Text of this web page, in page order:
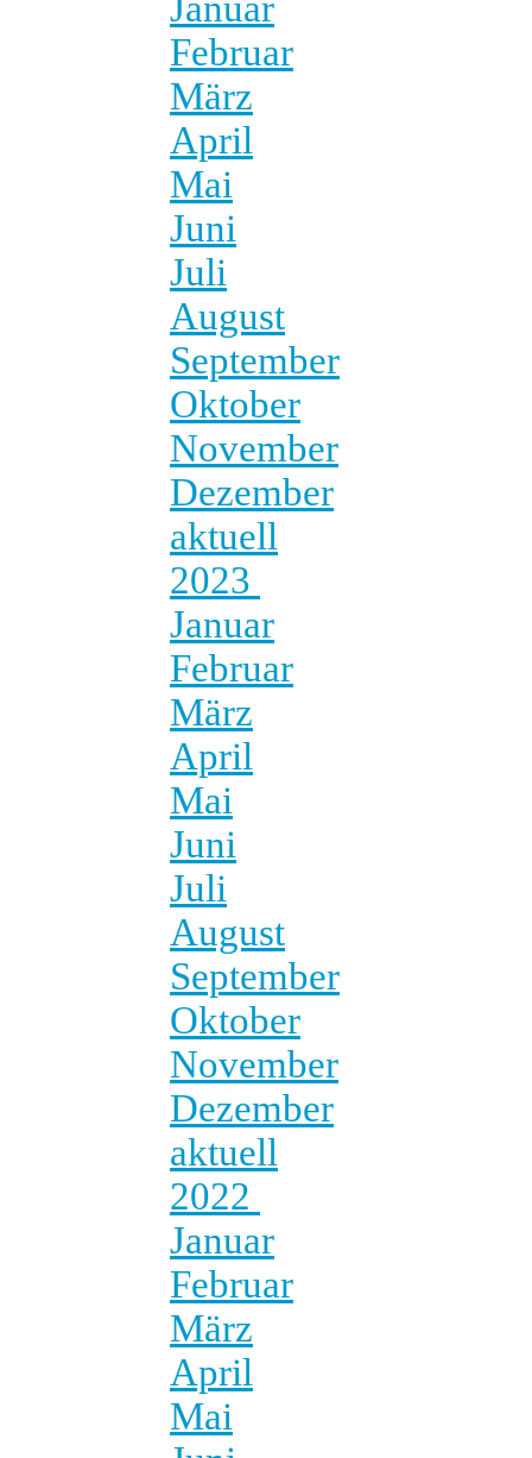
Februar
März
April
Mai
Juni
Juli
August
September
Oktober
November
Dezember
aktuell
2023
Januar
Februar
März
April
Mai
Juni
Juli
August
September
Oktober
November
Dezember
aktuell
2022
Januar
Februar
März
April
Mai